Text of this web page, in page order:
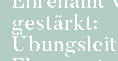
gestärkt: